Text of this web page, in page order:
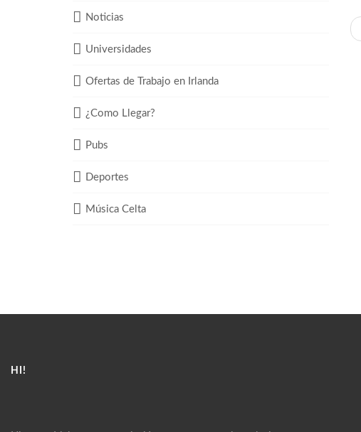
Noticias
Universidades
Ofertas de Trabajo en Irlanda
¿Como Llegar?
Pubs
Deportes
Música Celta
HI!